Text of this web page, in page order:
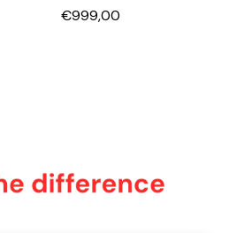
€999,00